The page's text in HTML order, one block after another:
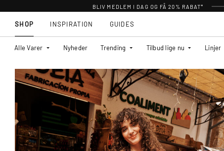
BLIV MEDLEM I DAG OG FÅ 20% RABAT*
SHOP
Alle Varer Nyheder Trending Tilbud lige nu Linjer
INSPIRATION GUIDES